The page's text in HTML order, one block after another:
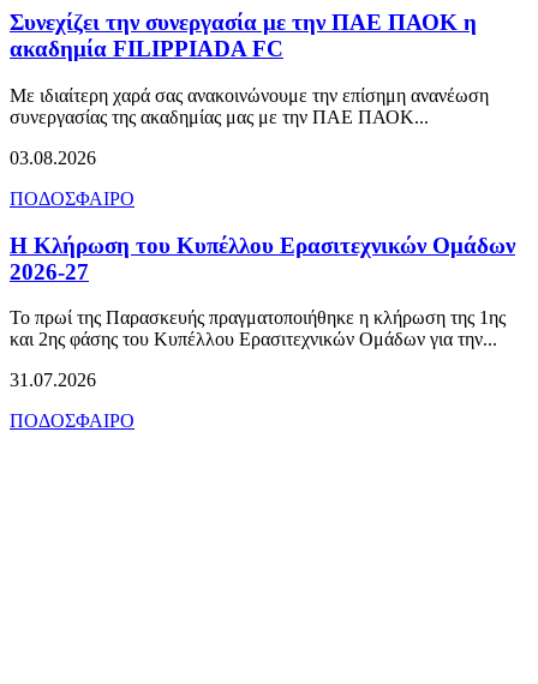
Συνεχίζει την συνεργασία με την ΠΑΕ ΠΑΟΚ η
ακαδημία FILIPPIADA FC
Με ιδιαίτερη χαρά σας ανακοινώνουμε την επίσημη ανανέωση
συνεργασίας της ακαδημίας μας με την ΠΑΕ ΠΑΟΚ...
03.08.2026
ΠΟΔΟΣΦΑΙΡΟ
Η Κλήρωση του Κυπέλλου Ερασιτεχνικών Ομάδων
2026-27
Το πρωί της Παρασκευής πραγματοποιήθηκε η κλήρωση της 1ης
και 2ης φάσης του Κυπέλλου Ερασιτεχνικών Ομάδων για την...
31.07.2026
ΠΟΔΟΣΦΑΙΡΟ